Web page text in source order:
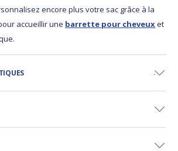
encore plus votre sac grâce à la
accueillir une barrette pour cheveuxet